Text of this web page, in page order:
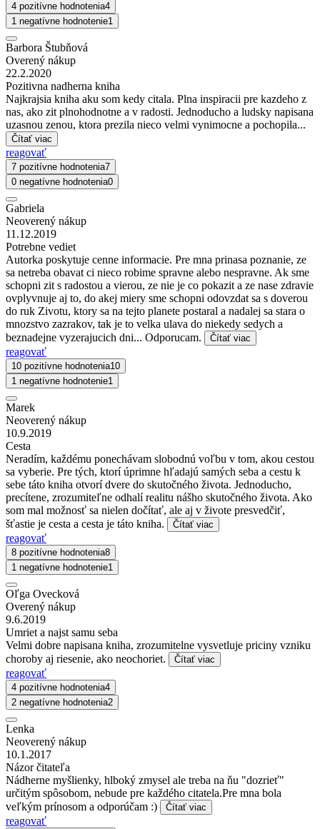
4 pozitívne hodnotenia4
1 negatívne hodnotenie1
Barbora Štubňová
Overený nákup
22.2.2020
Pozitivna nadherna kniha
Najkrajsia kniha aku som kedy citala. Plna inspiracii pre kazdeho z
nas, ako zit plnohodnotne a v radosti. Jednoducho a ludsky napisana
uzasnou zenou, ktora prezila nieco velmi vynimocne a pochopila...
Čítať viac
reagovať
7 pozitívne hodnotenia7
0 negatívne hodnotenia0
Gabriela
Neoverený nákup
11.12.2019
Potrebne vediet
Autorka poskytuje cenne informacie. Pre mna prinasa poznanie, ze
sa netreba obavat ci nieco robime spravne alebo nespravne. Ak sme
schopni zit s radostou a vierou, ze nie je co pokazit a ze nase zdravie
ovplyvnuje aj to, do akej miery sme schopni odovzdat sa s doverou
do ruk Zivotu, ktory sa na tejto planete postaral a nadalej sa stara o
mnozstvo zazrakov, tak je to velka ulava do niekedy sedych a
beznadejne vyzerajucich dni... Odporucam.
Čítať viac
reagovať
10 pozitívne hodnotenia10
1 negatívne hodnotenie1
Marek
Neoverený nákup
10.9.2019
Cesta
Neradím, každému ponechávam slobodnú voľbu v tom, akou cestou
sa vyberie. Pre tých, ktorí úprimne hľadajú samých seba a cestu k
sebe táto kniha otvorí dvere do skutočného života. Jednoducho,
precítene, zrozumiteľne odhalí realitu nášho skutočného života. Ako
som mal možnosť sa nielen dočítať, ale aj v živote presvedčiť,
šťastie je cesta a cesta je táto kniha.
Čítať viac
reagovať
8 pozitívne hodnotenia8
1 negatívne hodnotenie1
Oľga Ovecková
Overený nákup
9.6.2019
Umriet a najst samu seba
Velmi dobre napisana kniha, zrozumitelne vysvetluje priciny vzniku
choroby aj riesenie, ako neochoriet.
Čítať viac
reagovať
4 pozitívne hodnotenia4
2 negatívne hodnotenia2
Lenka
Neoverený nákup
10.1.2017
Názor čitateľa
Nádherne myšlienky, hlboký zmysel ale treba na ňu "dozrieť"
určitým spôsobom, nebude pre každého citatela.Pre mna bola
veľkým prínosom a odporúčam :)
Čítať viac
reagovať